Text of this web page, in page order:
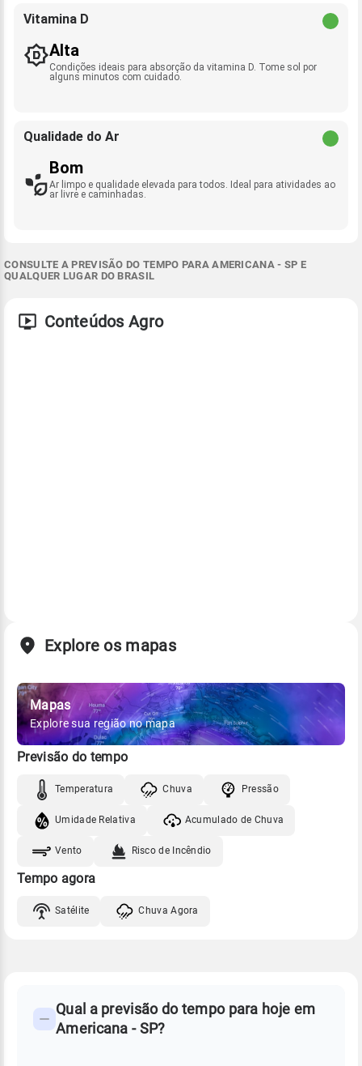
Vitamina D
Alta
Condições ideais para absorção da vitamina D. Tome sol por
alguns minutos com cuidado.
Qualidade do Ar
Bom
Ar limpo e qualidade elevada para todos. Ideal para atividades ao
ar livre e caminhadas.
CONSULTE A PREVISÃO DO TEMPO PARA AMERICANA - SP E
QUALQUER LUGAR DO BRASIL
Conteúdos Agro
Explore os mapas
Mapas
Explore sua região no mapa
Previsão do tempo
Temperatura Chuva Pressão
Umidade Relativa Acumulado de Chuva
Vento Risco de Incêndio
Tempo agora
Satélite Chuva Agora
TEMPO
Perguntas
Qual a previsão do tempo para hoje em
Americana - SP?